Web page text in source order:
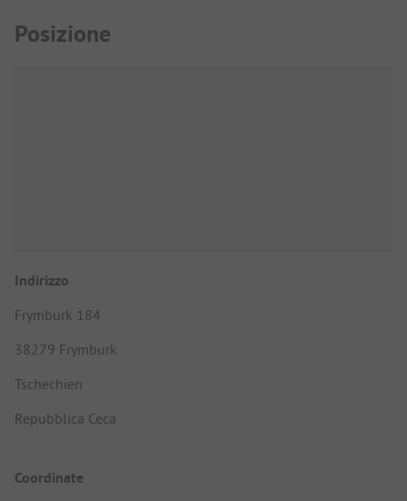
Posizione
Indirizzo
Frymburk 184
38279 Frymburk
Tschechien
Repubblica Ceca
Coordinate